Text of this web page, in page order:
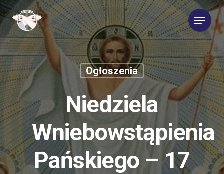
Skip
to
main
content
Menu
Ogłoszenia
Niedziela
Wniebowstąpienia
Pańskiego – 17